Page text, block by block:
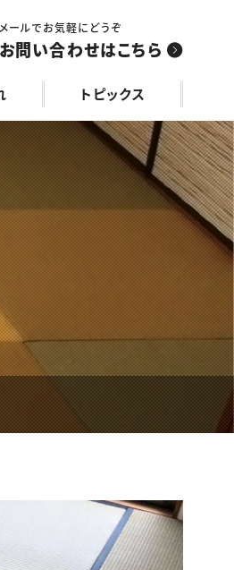
メールでお気軽にどうぞ
お問い合わせはこちら
トピックス